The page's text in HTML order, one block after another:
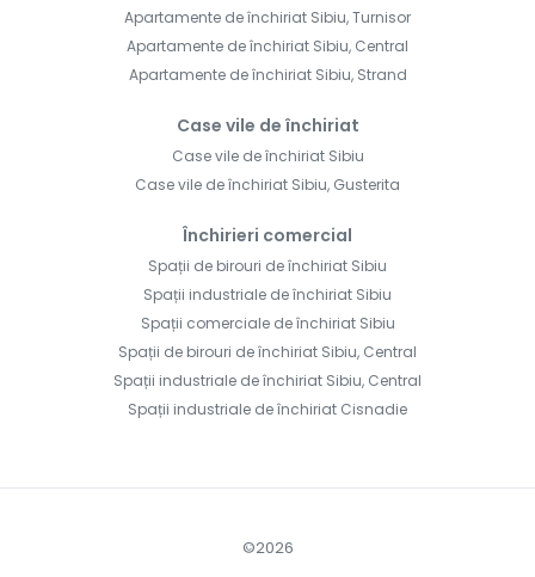
Apartamente de închiriat Sibiu, Turnisor
Apartamente de închiriat Sibiu, Central
Apartamente de închiriat Sibiu, Strand
Case vile de închiriat
Case vile de închiriat Sibiu
Case vile de închiriat Sibiu, Gusterita
Închirieri comercial
Spații de birouri de închiriat Sibiu
Spații industriale de închiriat Sibiu
Spații comerciale de închiriat Sibiu
Spații de birouri de închiriat Sibiu, Central
Spații industriale de închiriat Sibiu, Central
Spații industriale de închiriat Cisnadie
©2026